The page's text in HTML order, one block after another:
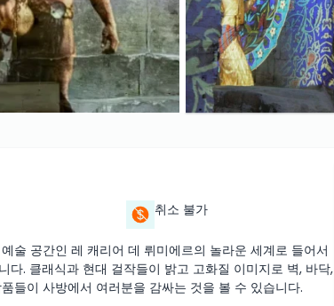
취소 불가
술 공간인 레 캐리어 데 뤼미에르의 놀라운 세계로 들어서
. 클래식과 현대 걸작들이 밝고 고화질 이미지로 벽, 바닥,
들이 사방에서 여러분을 감싸는 것을 볼 수 있습니다.